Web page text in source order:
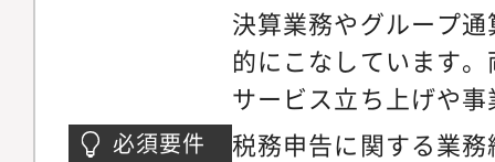
など、国際税務アド
機会があります。自
クライアントに貢献
織やメンバーにもポ
決算業務やグループ
的にこなしています
サービス立ち上げや
でサポートする役割
必須要件
税務申告に関する業